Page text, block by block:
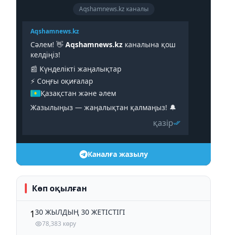
Aqshamnews.kz каналы
Aqshamnews.kz
Сәлем! 👋 Aqshamnews.kz каналына қош
келдіңіз!
📰 Күнделікті жаңалықтар
⚡️ Соңғы оқиғалар
Қазақстан және әлем
Жазылыңыз — жаңалықтан қалмаңыз! 🔔
қазір
Каналға жазылу
Көп оқылған
130 ЖЫЛДЫҢ 30 ЖЕТІСТІГІ
78,383 көру